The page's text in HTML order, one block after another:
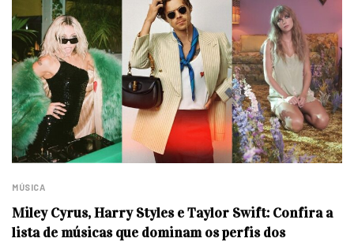
MÚSICA
Miley Cyrus, Harry Styles e Taylor Swift: Confira a
lista de músicas que dominam os perfis dos